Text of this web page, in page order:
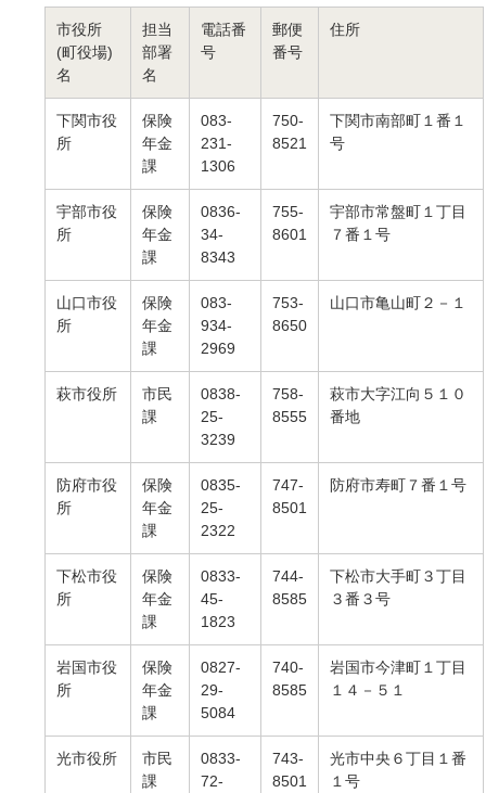
市役所
(町役場)
名
担当
部署
名
電話番
号
郵便
番号
住所
下関市役
所
保険
年金
課
083-
231-
1306
750-
8521
下関市南部町１番１
号
宇部市役
所
保険
年金
課
0836-
34-
8343
755-
8601
宇部市常盤町１丁目
７番１号
山口市役
所
保険
年金
課
083-
934-
2969
753-
8650
山口市亀山町２－１
萩市役所
市民
課
0838-
25-
3239
758-
8555
萩市大字江向５１０
番地
防府市役
所
保険
年金
課
0835-
25-
2322
747-
8501
防府市寿町７番１号
下松市役
所
保険
年金
課
0833-
45-
1823
744-
8585
下松市大手町３丁目
３番３号
岩国市役
所
保険
年金
課
0827-
29-
5084
740-
8585
岩国市今津町１丁目
１４－５１
光市役所
市民
課
0833-
72-
743-
8501
光市中央６丁目１番
１号